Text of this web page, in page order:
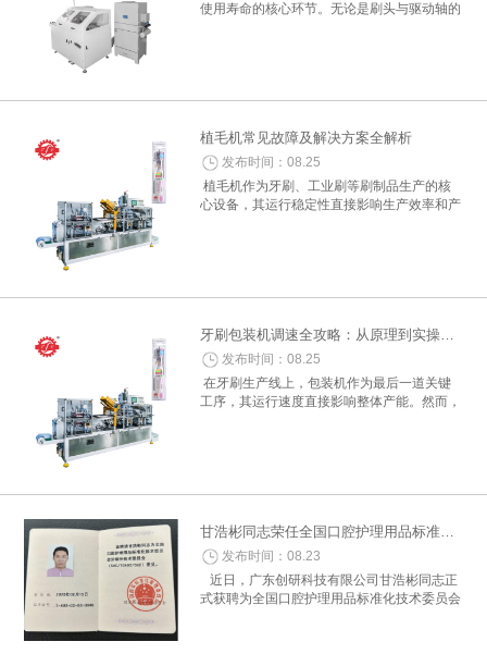
使用寿命的核心环节。无论是刷头与驱动轴的
植毛机常见故障及解决方案全解析
发布时间：08.25
植毛机作为牙刷、工业刷等刷制品生产的核
心设备，其运行稳定性直接影响生产效率和产
牙刷包装机调速全攻略：从原理到实操的详细指南
发布时间：08.25
在牙刷生产线上，包装机作为最后一道关键
工序，其运行速度直接影响整体产能。然而，
甘浩彬同志荣任全国口腔护理用品标准化技术委员会牙刷分技术委员会委员
发布时间：08.23
近日，广东创研科技有限公司甘浩彬同志正
式获聘为全国口腔护理用品标准化技术委员会